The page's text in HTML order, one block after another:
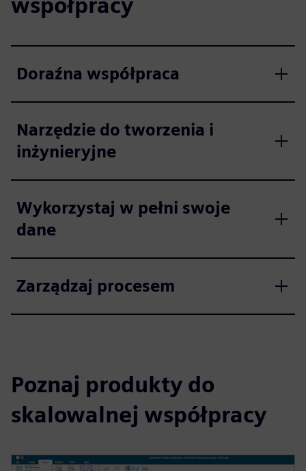
Doraźna współpraca
Narzędzie do tworzenia i
inżynieryjne
Wykorzystaj w pełni swoje
dane
Zarządzaj procesem
Poznaj produkty do
skalowalnej współpracy